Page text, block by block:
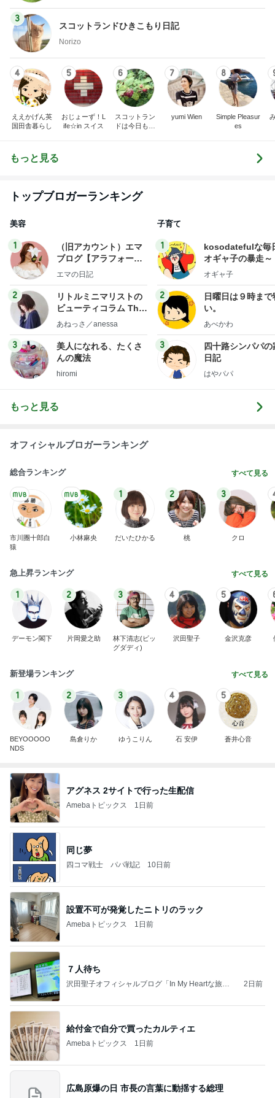
3
スコットランドひきこもり日記
Norizo
4
ええかげん英
国田舎暮らし
5
おじょーず！L
ife☆in スイス
6
スコットラン
ドは今日も曇
7
yumi Wien
8
Simple Pleasur
es
もっと見る
トップブロガーランキング
美容
1
（旧アカウント）エマ
ブログ【アラフォー会
社売却セカンドライ
エマの日記
2
リトルミニマリストの
ビューティコラム The
little minimalist's bea
あねっさ／anessa
3
美人になれる、たくさ
んの魔法
hiromi
子育て
1
kosodatefulな毎
オギャ子の暴走～
オギャ子
2
日曜日は９時まで
い。
あべかわ
3
四十路シンパパの
日記
はやパパ
もっと見る
オフィシャルブロガーランキング
総合ランキング すべて見る
市川團十郎白
猿
小林麻央
1
だいたひかる
2
桃
3
クロ
急上昇ランキング すべて見る
1
デーモン閣下
2
片岡愛之助
3
林下清志(ビッ
グダディ)
4
沢田聖子
5
金沢克彦
新登場ランキング すべて見る
1
BEYOOOOO
NDS
2
島倉りか
3
ゆうこりん
4
石 安伊
5
蒼井心音
アグネス 2サイトで行った生配信
Amebaトピックス 1日前
同じ夢
四コマ戦士 パパ戦記 10日前
設置不可が発覚したニトリのラック
Amebaトピックス 1日前
７人待ち
沢田聖子オフィシャルブログ「In My Heartな旅日
2日前
給付金で自分で買ったカルティエ
Amebaトピックス 1日前
広島原爆の日 市長の言葉に動揺する総理